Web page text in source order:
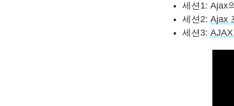
세션1: Ajax
세션2: Ajax
세션3: